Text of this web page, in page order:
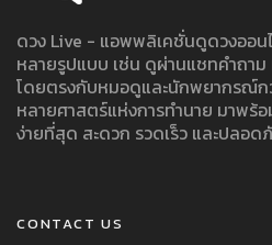
ดวง Live - แอพพลิเคชั่นดูดวงออ
หลายรูปแบบ เช่น ดูผ่านแชทคำถา
โดยตรงกับหมอดูและนักพยากรณ์ก
หลายศาสตร์แห่งการทำนาย มาพร้
ง่ายที่สุด สะดวก รวดเร็ว และปลอด
CONTACT US